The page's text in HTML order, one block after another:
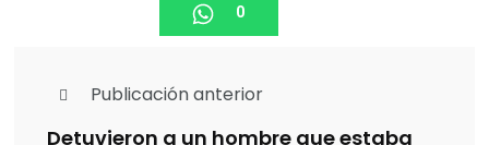
0
Publicación anterior
Detuvieron a un hombre que estaba